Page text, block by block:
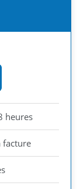
heures
facture